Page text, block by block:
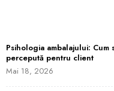
Psihologia ambalajului:
percepută pentru client
Mai 18, 2026